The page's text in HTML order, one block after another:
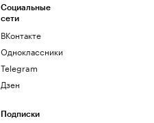
Социальные
сети
ВКонтакте
Одноклассники
Telegram
Дзен
Подписки